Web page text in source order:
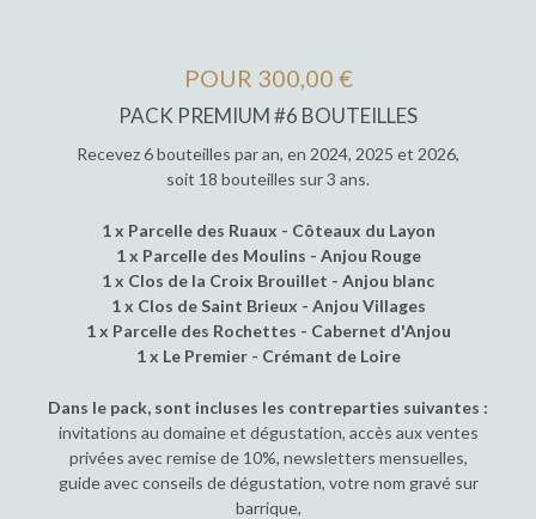
POUR 300,00 €
PACK PREMIUM #6 BOUTEILLES
Recevez 6 bouteilles par an, en 2024, 2025 et 2026,
soit 18 bouteilles sur 3 ans.
1 x Parcelle des Ruaux - Côteaux du Layon
1 x Parcelle des Moulins - Anjou Rouge
1 x Clos de la Croix Brouillet - Anjou blanc
1 x Clos de Saint Brieux - Anjou Villages
1 x Parcelle des Rochettes - Cabernet d'Anjou
1 x Le Premier - Crémant de Loire
Dans le pack, sont incluses les contreparties suivantes :
invitations au domaine et dégustation, accès aux ventes
privées avec remise de 10%, newsletters mensuelles,
guide avec conseils de dégustation, votre nom gravé sur
barrique,